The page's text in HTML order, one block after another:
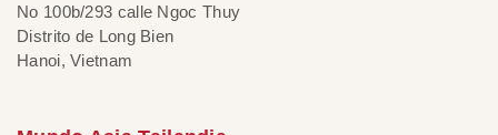
No 100b/293 calle Ngoc Thuy
Distrito de Long Bien
Hanoi, Vietnam